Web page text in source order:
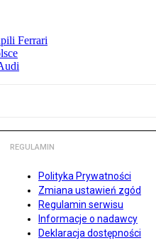
Ferrari
REGULAMIN
Polityka Prywatności
Zmiana ustawień zgód
Regulamin serwisu
Informacje o nadawcy
Deklaracja dostępności